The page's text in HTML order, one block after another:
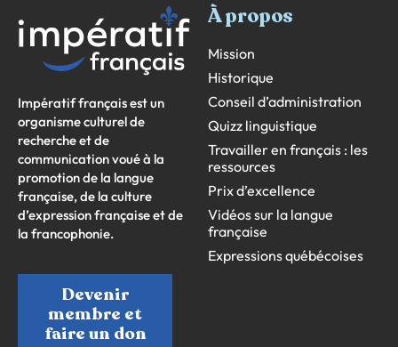
Impératif français est un
organisme culturel de
recherche et de
communication voué à la
promotion de la langue
française, de la culture
d’expression française et de
la francophonie.
Devenir
membre et
faire un don
À propos
Mission
Historique
Conseil d’administration
Quizz linguistique
Travailler en français : les
ressources
Prix d’excellence
Vidéos sur la langue
française
Expressions québécoises